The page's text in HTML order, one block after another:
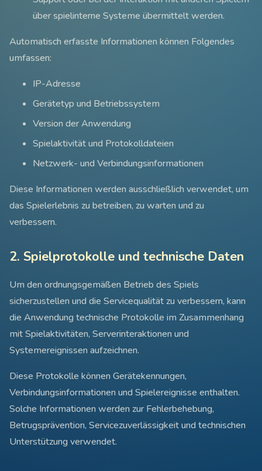
über spielinterne Systeme übermittelt werden.
Automatisch erfasste Informationen können Folgendes
umfassen:
IP-Adresse
Gerätetyp und Betriebssystem
Version der Anwendung
Spielaktivität und Protokolldateien
Netzwerk- und Verbindungsinformationen
Diese Informationen werden ausschließlich verwendet, um
das Spielerlebnis zu betreiben, zu warten und zu
verbessern.
2. Spielprotokolle und technische Daten
Um den ordnungsgemäßen Betrieb des Spiels
sicherzustellen und die Servicequalität zu verbessern, kann
die Anwendung technische Protokolle im Zusammenhang
mit Spielaktivitäten, Serverinteraktionen und
Systemereignissen aufzeichnen.
Diese Protokolle können Gerätekennungen,
Verbindungsinformationen und Spielereignisse enthalten.
Solche Informationen werden zur Fehlerbehebung,
Betrugsprävention, Servicezuverlässigkeit und technischen
Unterstützung verwendet.